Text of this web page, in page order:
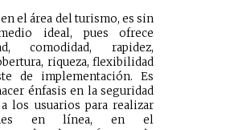
el área del turismo, es sin
ideal, pues ofrece
comodidad, rapidez,
riqueza, flexibilidad
de implementación. Es
énfasis en la seguridad
los usuarios para realizar
en línea, en el